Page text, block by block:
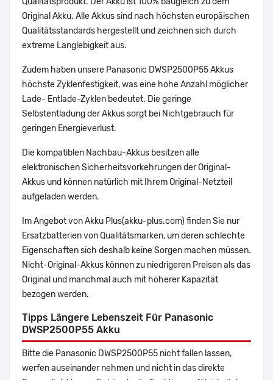
Original Akku. Alle Akkus sind nach höchsten europäischen
Qualitätsstandards hergestellt und zeichnen sich durch
extreme Langlebigkeit aus.
Zudem haben unsere Panasonic DWSP2500P55 Akkus
höchste Zyklenfestigkeit, was eine hohe Anzahl möglicher
Lade- Entlade-Zyklen bedeutet. Die geringe
Selbstentladung der Akkus sorgt bei Nichtgebrauch für
geringen Energieverlust.
Die kompatiblen Nachbau-Akkus besitzen alle
elektronischen Sicherheitsvorkehrungen der Original-
Akkus und können natürlich mit Ihrem Original-Netzteil
aufgeladen werden.
Im Angebot von Akku Plus(akku-plus.com) finden Sie nur
Ersatzbatterien von Qualitätsmarken, um deren schlechte
Eigenschaften sich deshalb keine Sorgen machen müssen.
Nicht-Original-Akkus können zu niedrigeren Preisen als das
Original und manchmal auch mit höherer Kapazität
bezogen werden.
Tipps Längere Lebenszeit Für Panasonic
DWSP2500P55 Akku
Bitte die Panasonic DWSP2500P55 nicht fallen lassen,
werfen auseinander nehmen und nicht in das direkte